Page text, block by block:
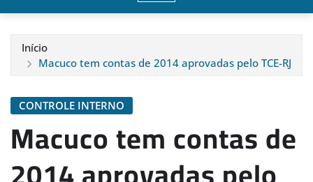
Início
Macuco tem contas de 2014 aprovadas pelo TCE-RJ
CONTROLE INTERNO
Macuco tem contas de